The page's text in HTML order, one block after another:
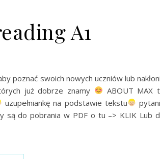
A1
poznać swoich nowych uczniów lub
już dobrze znamy
ABOUT MAX
uzupełniankę na podstawie tekstu
są do pobrania w PDF o tu –> KLIK Lub